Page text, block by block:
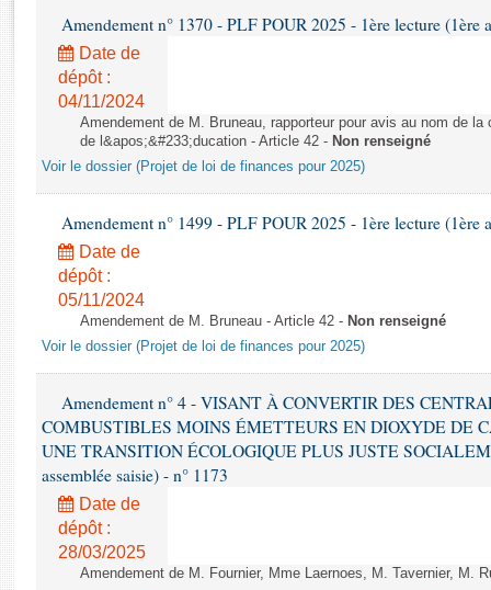
Rapports d'enquête
Rapports législatifs
Rapports sur l'application des lois
Baromètre de l’application des lois
Dossiers législatifs
Questions écrites et orales
Comptes rendus des débats
Amendement n° 1370 - PLF POUR 2025 - 1ère lecture (1ère
Date de
dépôt :
04/11/2024
Amendement de M. Bruneau, rapporteur pour avis au nom de
de l&apos;&#233;ducation - Article 42 - Non renseigné
Voir le dossier (Projet de loi de finances pour 2025)
Amendement n° 1499 - PLF POUR 2025 - 1ère lecture (1ère
Date de
dépôt :
05/11/2024
Amendement de M. Bruneau - Article 42 - Non renseigné
Voir le dossier (Projet de loi de finances pour 2025)
Amendement n° 4 - VISANT À CONVERTIR DES
COMBUSTIBLES MOINS ÉMETTEURS EN DIOXYDE DE
UNE TRANSITION ÉCOLOGIQUE PLUS JUSTE
assemblée saisie) - n° 1173
Date de
dépôt :
28/03/2025
Amendement de M. Fournier, Mme Laernoes, M. Tavernier, M.